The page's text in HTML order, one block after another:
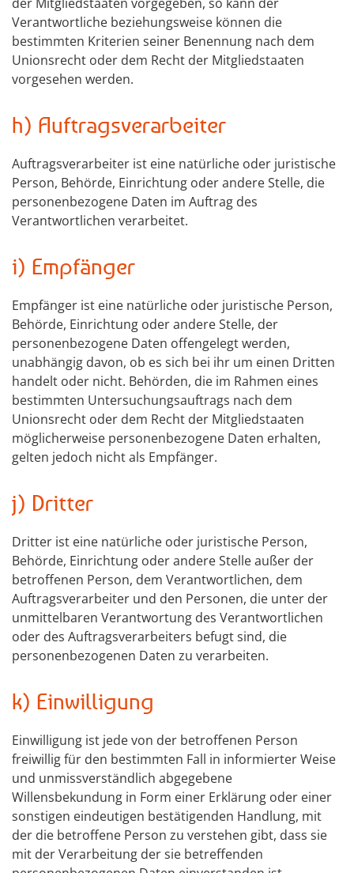
Verantwortliche beziehungsweise können die
bestimmten Kriterien seiner Benennung nach dem
Unionsrecht oder dem Recht der Mitgliedstaaten
vorgesehen werden.
h) Auftragsverarbeiter
Auftragsverarbeiter ist eine natürliche oder juristische
Person, Behörde, Einrichtung oder andere Stelle, die
personenbezogene Daten im Auftrag des
Verantwortlichen verarbeitet.
i) Empfänger
Empfänger ist eine natürliche oder juristische Person,
Behörde, Einrichtung oder andere Stelle, der
personenbezogene Daten offengelegt werden,
unabhängig davon, ob es sich bei ihr um einen Dritten
handelt oder nicht. Behörden, die im Rahmen eines
bestimmten Untersuchungsauftrags nach dem
Unionsrecht oder dem Recht der Mitgliedstaaten
möglicherweise personenbezogene Daten erhalten,
gelten jedoch nicht als Empfänger.
j) Dritter
Dritter ist eine natürliche oder juristische Person,
Behörde, Einrichtung oder andere Stelle außer der
betroffenen Person, dem Verantwortlichen, dem
Auftragsverarbeiter und den Personen, die unter der
unmittelbaren Verantwortung des Verantwortlichen
oder des Auftragsverarbeiters befugt sind, die
personenbezogenen Daten zu verarbeiten.
k) Einwilligung
Einwilligung ist jede von der betroffenen Person
freiwillig für den bestimmten Fall in informierter Weise
und unmissverständlich abgegebene
Willensbekundung in Form einer Erklärung oder einer
sonstigen eindeutigen bestätigenden Handlung, mit
der die betroffene Person zu verstehen gibt, dass sie
mit der Verarbeitung der sie betreffenden